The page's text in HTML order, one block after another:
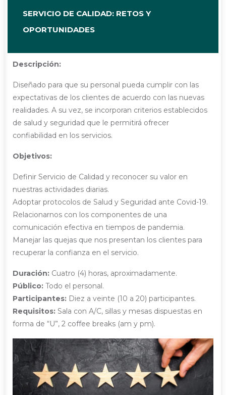
SERVICIO DE CALIDAD: RETOS Y
OPORTUNIDADES
Descripción:
Diseñado para que su personal pueda cumplir con las
expectativas de los clientes de acuerdo con las nuevas
realidades. A su vez, se incorporan criterios establecidos
de salud y seguridad que le permitirá ofrecer
confiabilidad en los servicios.
Objetivos:
Definir Servicio de Calidad y reconocer su valor en
nuestras actividades diarias.
Adoptar protocolos de Salud y Seguridad ante Covid-19.
Relacionarnos con los componentes de una
comunicación efectiva en tiempos de pandemia.
Manejar las quejas que nos presentan los clientes para
recuperar la confianza en el servicio.
Duración: Cuatro (4) horas, aproximadamente.
Público: Todo el personal.
Participantes: Diez a veinte (10 a 20) participantes.
Requisitos: Sala con A/C, sillas y mesas dispuestas en
forma de “U”, 2 coffee breaks (am y pm).